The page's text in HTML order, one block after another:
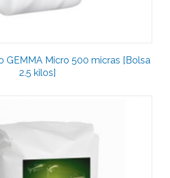
GEMMA Micro 500 micras [Bolsa
2.5 kilos]